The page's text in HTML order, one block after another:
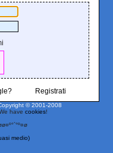
Registrati
© 2001-2008
have cookies!
medio)